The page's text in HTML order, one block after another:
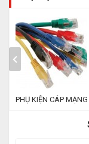
PHỤ KIỆN CÁP MẠNG